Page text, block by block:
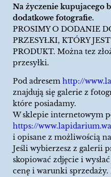
Na życzenie kupujacego
dodatkowe fotografie.
PROSIMY O DODANIE
PRZESYŁKI, KTÓRY
PRODUKT. Można tez
przesyłki.
Pod adresem http://
znajdują się galerie z
które posiadamy.
W sklepie internetowym
https://
i opisane z możliwością
Jeśli wybierzesz z galerii
skopiować zdjęcie i
cenę i warunki